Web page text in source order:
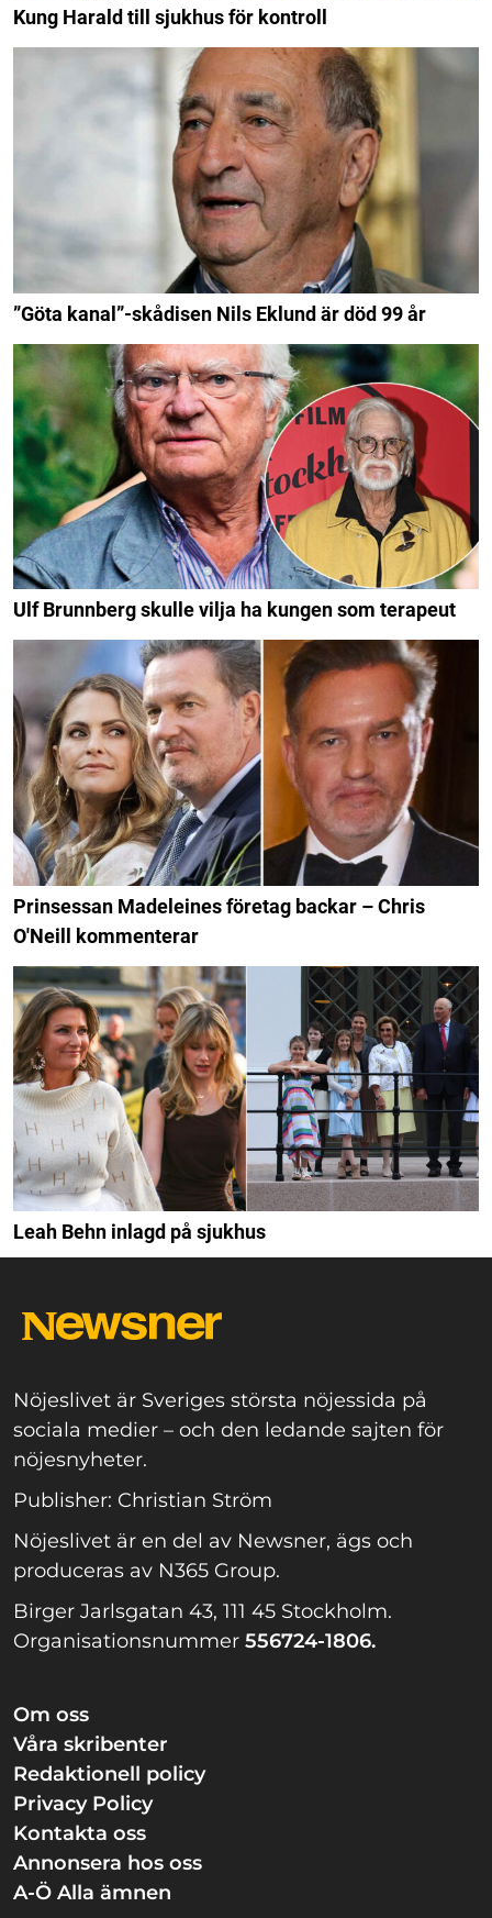
Kung Harald till sjukhus för kontroll
”Göta kanal”-skådisen Nils Eklund är död 99 år
Ulf Brunnberg skulle vilja ha kungen som terapeut
Prinsessan Madeleines företag backar – Chris
O'Neill kommenterar
Leah Behn inlagd på sjukhus
Nöjeslivet är Sveriges största nöjessida på
sociala medier – och den ledande sajten för
nöjesnyheter.
Publisher: Christian Ström
Nöjeslivet är en del av Newsner, ägs och
produceras av N365 Group.
Birger Jarlsgatan 43, 111 45 Stockholm.
Organisationsnummer 556724-1806.
Om oss
Våra skribenter
Redaktionell policy
Privacy Policy
Kontakta oss
Annonsera hos oss
A-Ö Alla ämnen